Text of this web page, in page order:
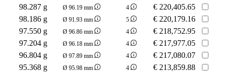
98.287 g
Ø 96.19 mm 4 € 220,405.65
98.186 g
Ø 91.93 mm 5 € 220,179.16
97.550 g
Ø 96.86 mm 4 € 218,752.95
97.204 g
Ø 96.18 mm 4 € 217,977.05
96.804 g
Ø 97.89 mm 4 € 217,080.07
95.368 g
Ø 95.98 mm 4 € 213,859.88